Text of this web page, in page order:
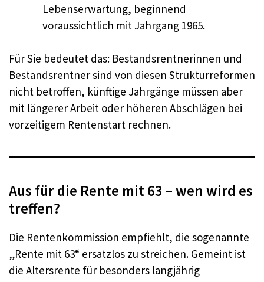
Lebenserwartung, beginnend
voraussichtlich mit Jahrgang 1965.
Für Sie bedeutet das: Bestandsrentnerinnen und
Bestandsrentner sind von diesen Strukturreformen
nicht betroffen, künftige Jahrgänge müssen aber
mit längerer Arbeit oder höheren Abschlägen bei
vorzeitigem Rentenstart rechnen.
Aus für die Rente mit 63 – wen wird es
treffen?
Die Rentenkommission empfiehlt, die sogenannte
„Rente mit 63“ ersatzlos zu streichen. Gemeint ist
die Altersrente für besonders langjährig